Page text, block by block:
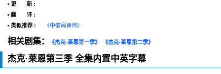
• 更 新 :
• 翻 译 :
• 类似推荐 :
《中情局律师》
相关剧集： 《杰克·莱恩第一季》 《杰克·莱恩第二季》
杰克·莱恩第三季 全集内置中英字幕